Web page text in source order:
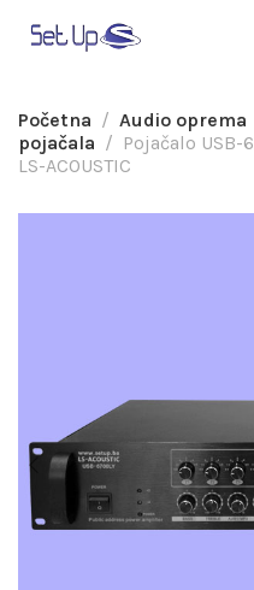
Početna Audio oprema
pojačala
Pojačalo USB-
LS-ACOUSTIC